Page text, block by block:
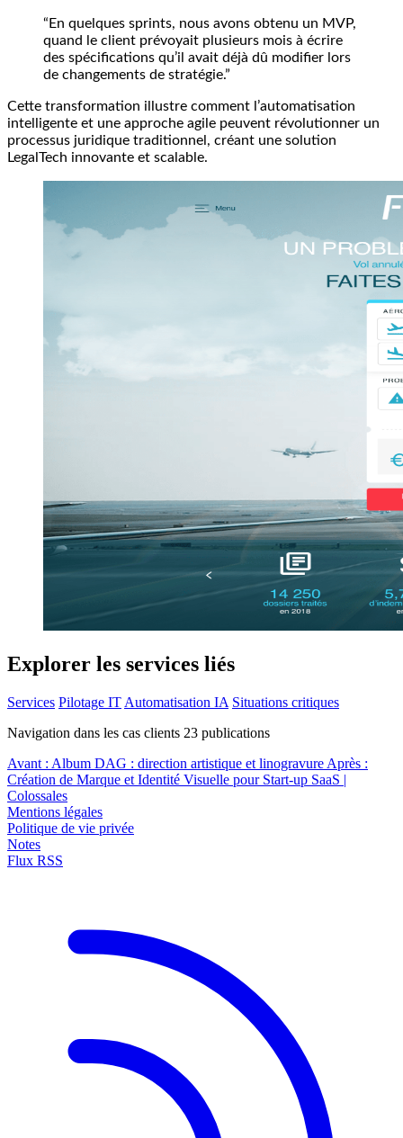
“En quelques sprints, nous avons obtenu un MVP,
quand le client prévoyait plusieurs mois à écrire
des spécifications qu’il avait déjà dû modifier lors
de changements de stratégie.”
Cette transformation illustre comment l’automatisation
intelligente et une approche agile peuvent révolutionner un
processus juridique traditionnel, créant une solution
LegalTech innovante et scalable.
Explorer les services liés
Services Pilotage IT Automatisation IA Situations critiques
Navigation dans les cas clients 23 publications
Avant : Album DAG : direction artistique et linogravure Après :
Création de Marque et Identité Visuelle pour Start-up SaaS |
Colossales
Mentions légales
Politique de vie privée
Notes
Flux RSS